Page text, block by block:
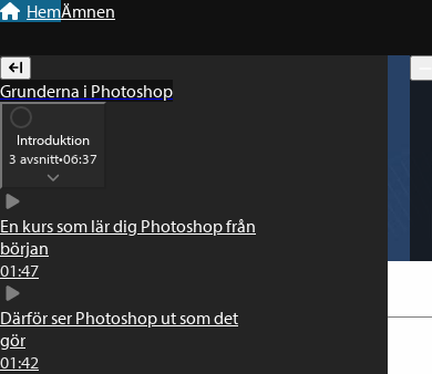
Till navigation
Till innehåll
HemÄmnen
Grunderna i Photoshop
Introduktion
3 avsnitt•06:37
En kurs som lär dig Photoshop från
början
01:47
Därför ser Photoshop ut som det
gör
01:42